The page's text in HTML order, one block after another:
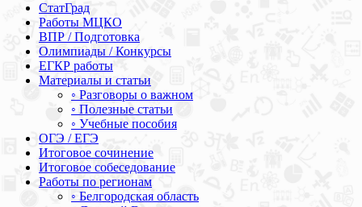
СтатГрад
Работы МЦКО
ВПР / Подготовка
Олимпиады / Конкурсы
ЕГКР работы
Материалы и статьи
◦ Разговоры о важном
◦ Полезные статьи
◦ Учебные пособия
ОГЭ / ЕГЭ
Итоговое сочинение
Итоговое собеседование
Работы по регионам
◦ Белгородская область